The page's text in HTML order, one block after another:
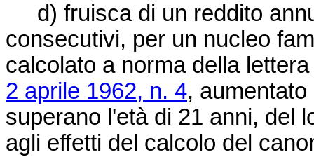
d) fruisca di un reddito
consecutivi, per un nucleo
calcolato a norma della
2 aprile 1962, n. 4,
superano l'età di 21 anni, del
agli effetti del calcolo del